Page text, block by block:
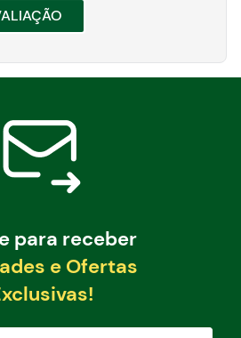
para receber
e Ofertas